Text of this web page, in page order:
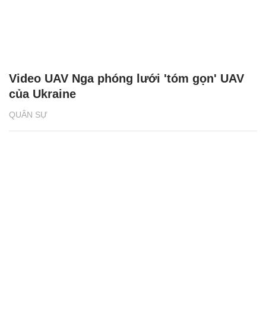
QUÂN SỰ
Video UAV Nga phóng lưới 'tóm gọn' UAV
của Ukraine